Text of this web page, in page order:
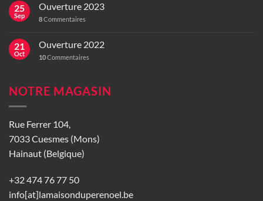
25
Sep
Ouverture 2023
8Commentaires
21
Oct
Ouverture 2022
10Commentaires
NOTRE MAGASIN
Rue Ferrer 104,
7033 Cuesmes (Mons)
Hainaut (Belgique)
+32 474 76 77 50
info[at]lamaisonduperenoel.be